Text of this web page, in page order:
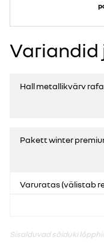
Variandid
Hall metallikvärv
Pakett winter
Varuratas (välistab
Sisalduvad sõiduki